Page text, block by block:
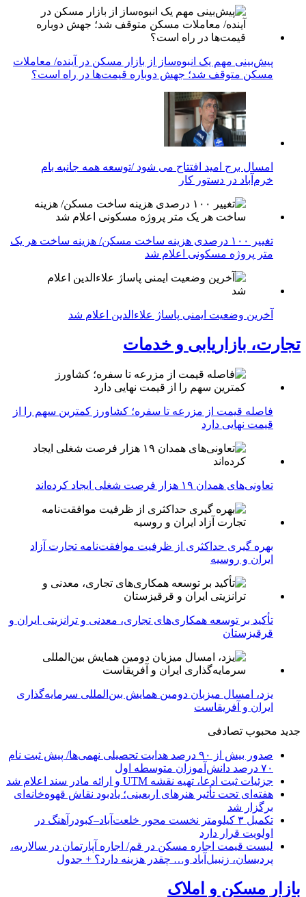
پیش‌بینی مهم یک انبوه‌ساز از بازار مسکن در آینده/ معاملات
مسکن متوقف شد؛ جهش دوباره قیمت‌ها در راه است؟
امسال برج امید افتتاح می شود /توسعه همه جانبه بام
خرم‌آباد در دستور کار
تغییر ۱۰۰ درصدی هزینه ساخت مسکن/ هزینه ساخت هر یک
متر پروژه مسکونی اعلام شد
آخرین وضعیت ایمنی پاساژ علاءالدین اعلام شد
تجارت، بازاریابی و خدمات
فاصله قیمت از مزرعه تا سفره؛ کشاورز کمترین سهم را از
قیمت نهایی دارد
تعاونی‌های همدان ۱۹ هزار فرصت شغلی ایجاد کرده‌اند
بهره گیری حداکثری از ظرفیت موافقت‌نامه تجارت آزاد
ایران و روسیه
تأکید بر توسعه همکاری‌های تجاری، معدنی و ترانزیتی ایران و
قرقیزستان
یزد، امسال میزبان دومین همایش بین‌المللی سرمایه‌گذاری
ایران و آفریقاست
جدید محبوب تصادفی
صدور بیش از ۹۰ درصد هدایت تحصیلی نهمی‌ها/ پیش ثبت نام
۷۰ درصد دانش‌آموزان متوسطه اول
جزئیات ثبت ادعا، تهیه نقشه UTM و ارائه مادر سند اعلام شد
هفته‌ای تحت تأثیر هنرهای اربعینی؛ یادبود نقاش قهوه‌خانه‌ای
برگزار شد
تکمیل ۳ کیلومتر نخست محور خلعت‌آباد–کبودرآهنگ در
اولویت قرار دارد
لیست قیمت اجاره مسکن در قم/ اجاره آپارتمان در سالاریه،
پردیسان، زنبیل‌آباد و… چقدر هزینه دارد؟ + جدول
بازار مسکن و املاک